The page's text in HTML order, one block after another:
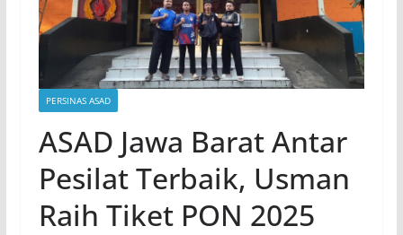
PERSINAS ASAD
ASAD Jawa Barat Antar
Pesilat Terbaik, Usman
Raih Tiket PON 2025